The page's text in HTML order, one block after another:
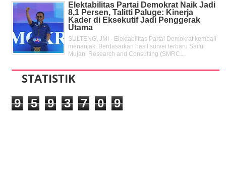
Elektabilitas Partai Demokrat Naik Jadi
8,1 Persen, Talitti Paluge: Kinerja
Kader di Eksekutif Jadi Penggerak
Utama
SULTENG, JMI - Elektabilitas Partai Demokrat kembali
menanjak. Berdasarkan hasil survei terbaru Saiful
Mujani Research and Consulting (SMRC...
STATISTIK
9 5 9 3 7 0 9